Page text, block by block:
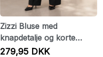
Zizzi Bluse med
knapdetalje og korte
ærmer
279,95 DKK